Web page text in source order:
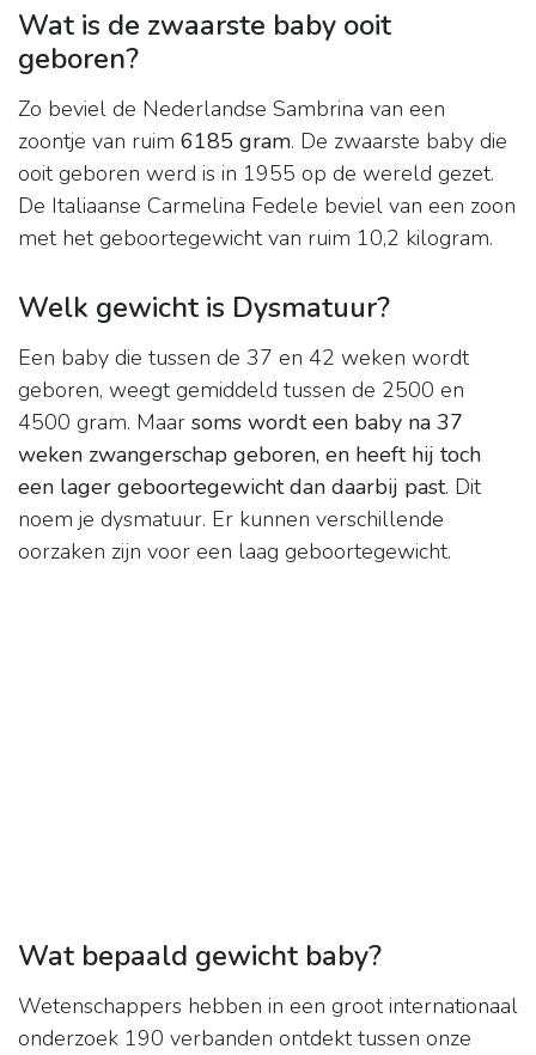
Wat is de zwaarste baby ooit
geboren?
Zo beviel de Nederlandse Sambrina van een
zoontje van ruim 6185 gram. De zwaarste baby die
ooit geboren werd is in 1955 op de wereld gezet.
De Italiaanse Carmelina Fedele beviel van een zoon
met het geboortegewicht van ruim 10,2 kilogram.
Welk gewicht is Dysmatuur?
Een baby die tussen de 37 en 42 weken wordt
geboren, weegt gemiddeld tussen de 2500 en
4500 gram. Maar soms wordt een baby na 37
weken zwangerschap geboren, en heeft hij toch
een lager geboortegewicht dan daarbij past. Dit
noem je dysmatuur. Er kunnen verschillende
oorzaken zijn voor een laag geboortegewicht.
Wat bepaald gewicht baby?
Wetenschappers hebben in een groot internationaal
onderzoek 190 verbanden ontdekt tussen onze